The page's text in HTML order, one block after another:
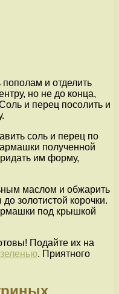
пополам и отделить
но не до конца,
и перец посолить и
соль и перец по
полученной
им форму,
маслом и обжарить
золотистой корочки.
под крышкой
Подайте их на
. Приятного